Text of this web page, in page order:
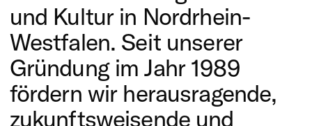
und Kultur in Nordrhein-
Westfalen. Seit unserer
Gründung im Jahr 1989
fördern wir herausragende,
zukunftsweisende und